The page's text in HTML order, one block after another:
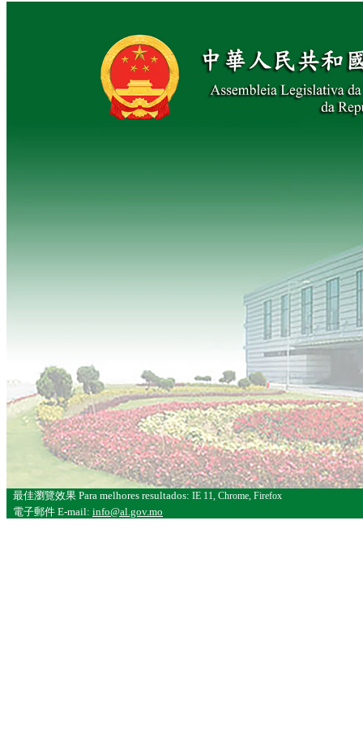
最佳瀏覽效果 Para melhores resultados: IE 11, Chrome, Firefox
電子郵件 E-mail: info@al.gov.mo